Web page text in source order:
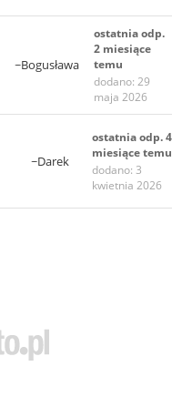
~Bogusława
ostatnia odp.
2 miesiące
temu
dodano: 29
maja 2026
~Darek
ostatnia odp. 4
miesiące temu
dodano: 3
kwietnia 2026